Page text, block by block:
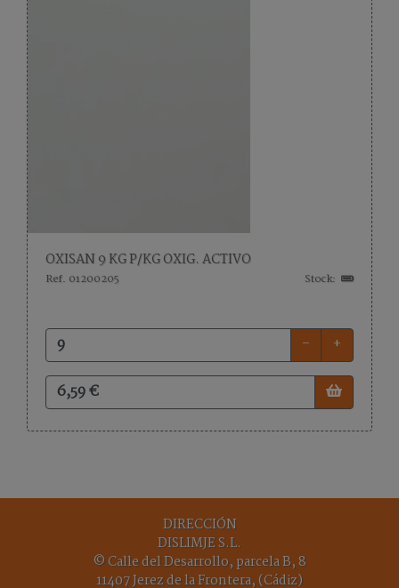
OXISAN 9 KG P/KG OXIG. ACTIVO
Ref. 01200205 Stock:
- +
DIRECCIÓN
DISLIMJE S.L.
© Calle del Desarrollo, parcela B, 8
11407 Jerez de la Frontera, (Cádiz)